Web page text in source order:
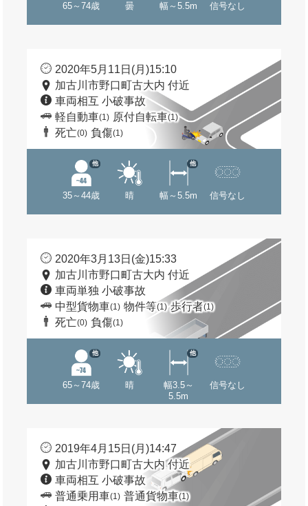
65～74歳 曇 幅～5.5m 信号なし
2020年5月11日(月)15:10
加古川市野口町古大内 付近
車両相互 小破事故
軽自動車(1) 原付自転車(1)
死亡(0) 負傷(1)
35～44歳
他
晴 幅～5.5m
他
信号なし
2020年3月13日(金)15:33
加古川市野口町古大内 付近
車両単独 小破事故
中型貨物車(1) 物件等(1) 歩行者(1)
死亡(0) 負傷(1)
65～74歳
他
晴
幅3.5～
5.5m
他
信号なし
2019年4月15日(月)14:47
加古川市野口町古大内 付近
車両相互 小破事故
普通乗用車(1) 普通貨物車(1)